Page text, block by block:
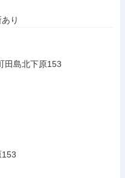
り
田島北下原153